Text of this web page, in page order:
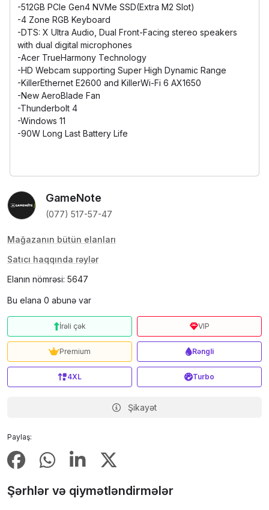
-512GB PCIe Gen4 NVMe SSD(Extra M2 Slot)
-4 Zone RGB Keyboard
-DTS: X Ultra Audio, Dual Front-Facing stereo speakers
with dual digital microphones
-Acer TrueHarmony Technology
-HD Webcam supporting Super High Dynamic Range
-KillerEthernet E2600 and KillerWi-Fi 6 AX1650
-New AeroBlade Fan
-Thunderbolt 4
-Windows 11
-90W Long Last Battery Life
GameNote
(077) 517-57-47
Mağazanın bütün elanları
Satıcı haqqında rəylər
Elanın nömrəsi: 5647
Bu elana 0 abunə var
Paylaş:
İrəli çək VIP
Premium Rəngli
4XL Turbo
Şikayət
Şərhlər və qiymətləndirmələr